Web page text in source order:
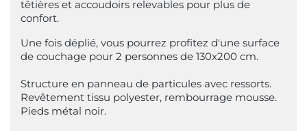
têtières et accoudoirs relevables pour plus de
confort.
Une fois déplié, vous pourrez profitez d'une surface
de couchage pour 2 personnes de 130x200 cm.
Structure en panneau de particules avec ressorts.
Revêtement tissu polyester, rembourrage mousse.
Pieds métal noir.